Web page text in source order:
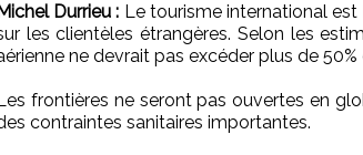
Durrieu : Le tourisme international
les clientèles étrangères. Selon les
ne devrait pas excéder plus de
frontières ne seront pas ouvertes en
contraintes sanitaires importantes.